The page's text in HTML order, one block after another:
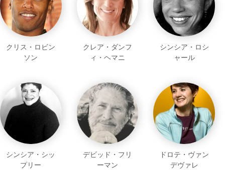
クリス・ロビン
ソン
クレア・ダンフ
ィ・ヘマニ
シンシア・ロシ
ャール
シンシア・シッ
プリー
デビッド・フリ
ーマン
ドロテ・ヴァン
デヴァレ